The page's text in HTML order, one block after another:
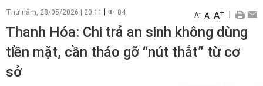
Thứ năm, 28/05/2026 | 20:11 84 A- A A+
Thanh Hóa: Chi trả an sinh không dùng
tiền mặt, cần tháo gỡ “nút thắt” từ cơ
sở